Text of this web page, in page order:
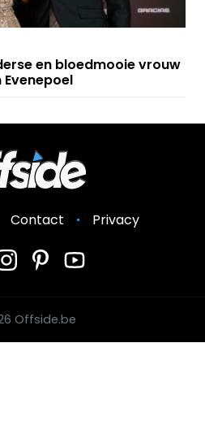
en bloedmooie vrouw
Contact Privacy
Offside.be